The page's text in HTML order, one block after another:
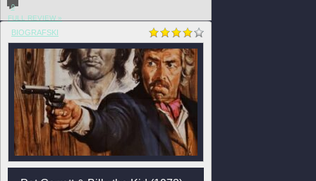
0
FULL REVIEW »
BIOGRAFSKI